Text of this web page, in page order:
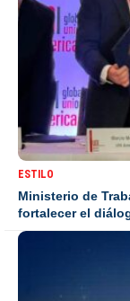
ESTILO
Ministerio de
fortalecer el